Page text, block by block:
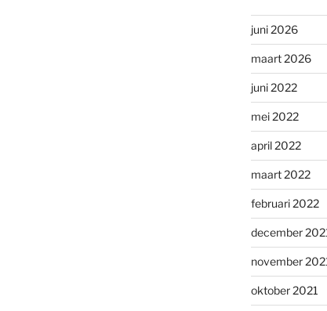
juni 2026
maart 2026
juni 2022
mei 2022
april 2022
maart 2022
februari 2022
december
november
oktober 2021